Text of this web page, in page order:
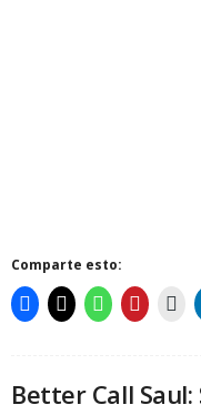
Comparte esto:
Better Call